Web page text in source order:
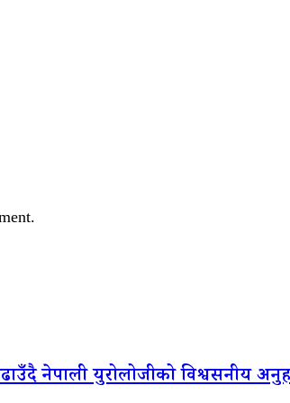
नेपाली युरोलोजीको विश्वसनीय